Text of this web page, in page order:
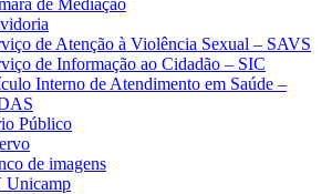
de Mediação
de Atenção à Violência Sexual – SAVS
de Informação ao Cidadão – SIC
Interno de Atendimento em Saúde –
Público
de imagens
Unicamp